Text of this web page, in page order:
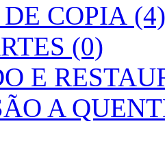
COPIA (4)
(0)
E
A